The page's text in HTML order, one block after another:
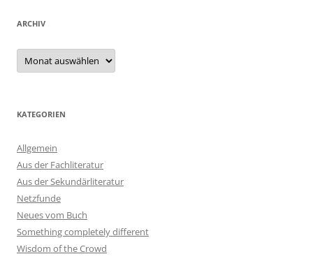
ARCHIV
Archiv
KATEGORIEN
Allgemein
Aus der Fachliteratur
Aus der Sekundärliteratur
Netzfunde
Neues vom Buch
Something completely different
Wisdom of the Crowd